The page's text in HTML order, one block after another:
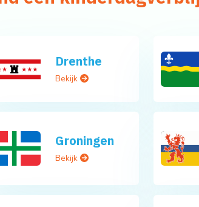
Drenthe
Bekijk
Groningen
Bekijk